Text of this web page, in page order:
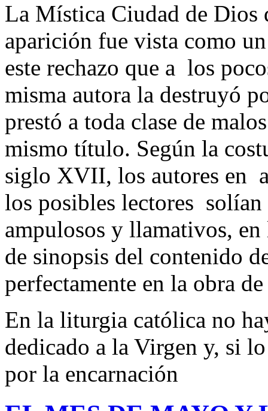
La Mística Ciudad de Dios
aparición fue vista como
este rechazo que a los
misma autora la destruyó
prestó a toda clase de
mismo título. Según la
siglo XVII, los autores en
los posibles lectores
ampulosos y llamativos, en
de sinopsis del contenido
perfectamente en la obra
En la liturgia católica no
dedicado a la Virgen y, si
por la encarnación